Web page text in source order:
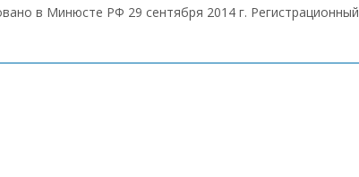
в Минюсте РФ 29 сентября 2014 г. Регистрационный